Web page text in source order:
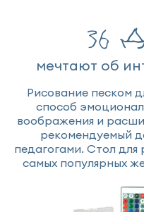
36
мечтают об
Рисование песком
способ
воображения и
рекомендуемый
педагогами. Стол для
самых популярных